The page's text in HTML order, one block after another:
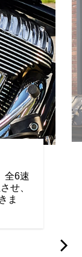
全6速
せ、
ま